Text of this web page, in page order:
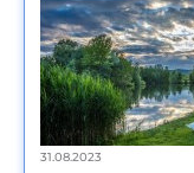
31.08.2023